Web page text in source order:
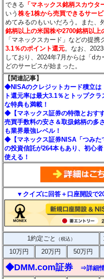
できる 「マネックス銘柄スカウタ
いう株を1株から売買できるサー
めてみるのもいいだろう。また、
銘柄以上の米国株や2700銘柄以上
「マネックスカード」などの提
3.1％のポイント還元。なお、
しており、2024年7月からは「d
どのサービスが始まった。
【関連記事】
◆NISAのクレジットカード積立は
ト還元率は最大3.1％とトップク
な特典も満載！
◆【マネックス証券の特徴とおす
売買手数料の安さ＆取扱銘柄の多
も業界最強レベル！
◆【マネックス証券NISA「つみた
の投資信託が264本もあり、初心
使える！
▼クイズに回答＋口座開設で
1約定ごと （税込）
10万円
20万円 50万円
◆DMM.com証券 ⇒詳細